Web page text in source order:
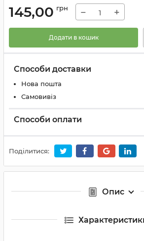
145,00 грн − +
Додати в кошик
Способи доставки
Нова пошта
Самовивіз
Способи оплати
Поділитися:
Опис